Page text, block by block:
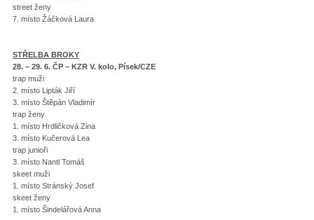
street ženy
7. místo Žáčková Laura
STŘELBA BROKY
28. – 29. 6. ČP – KZR V. kolo, Písek/CZE
trap muži
2. místo Lipták Jiří
3. místo Štěpán Vladimír
trap ženy
1. místo Hrdličková Zina
3. místo Kučerová Lea
trap junioři
3. místo Nantl Tomáš
skeet muži
1. místo Stránský Josef
skeet ženy
1. místo Šindelářová Anna